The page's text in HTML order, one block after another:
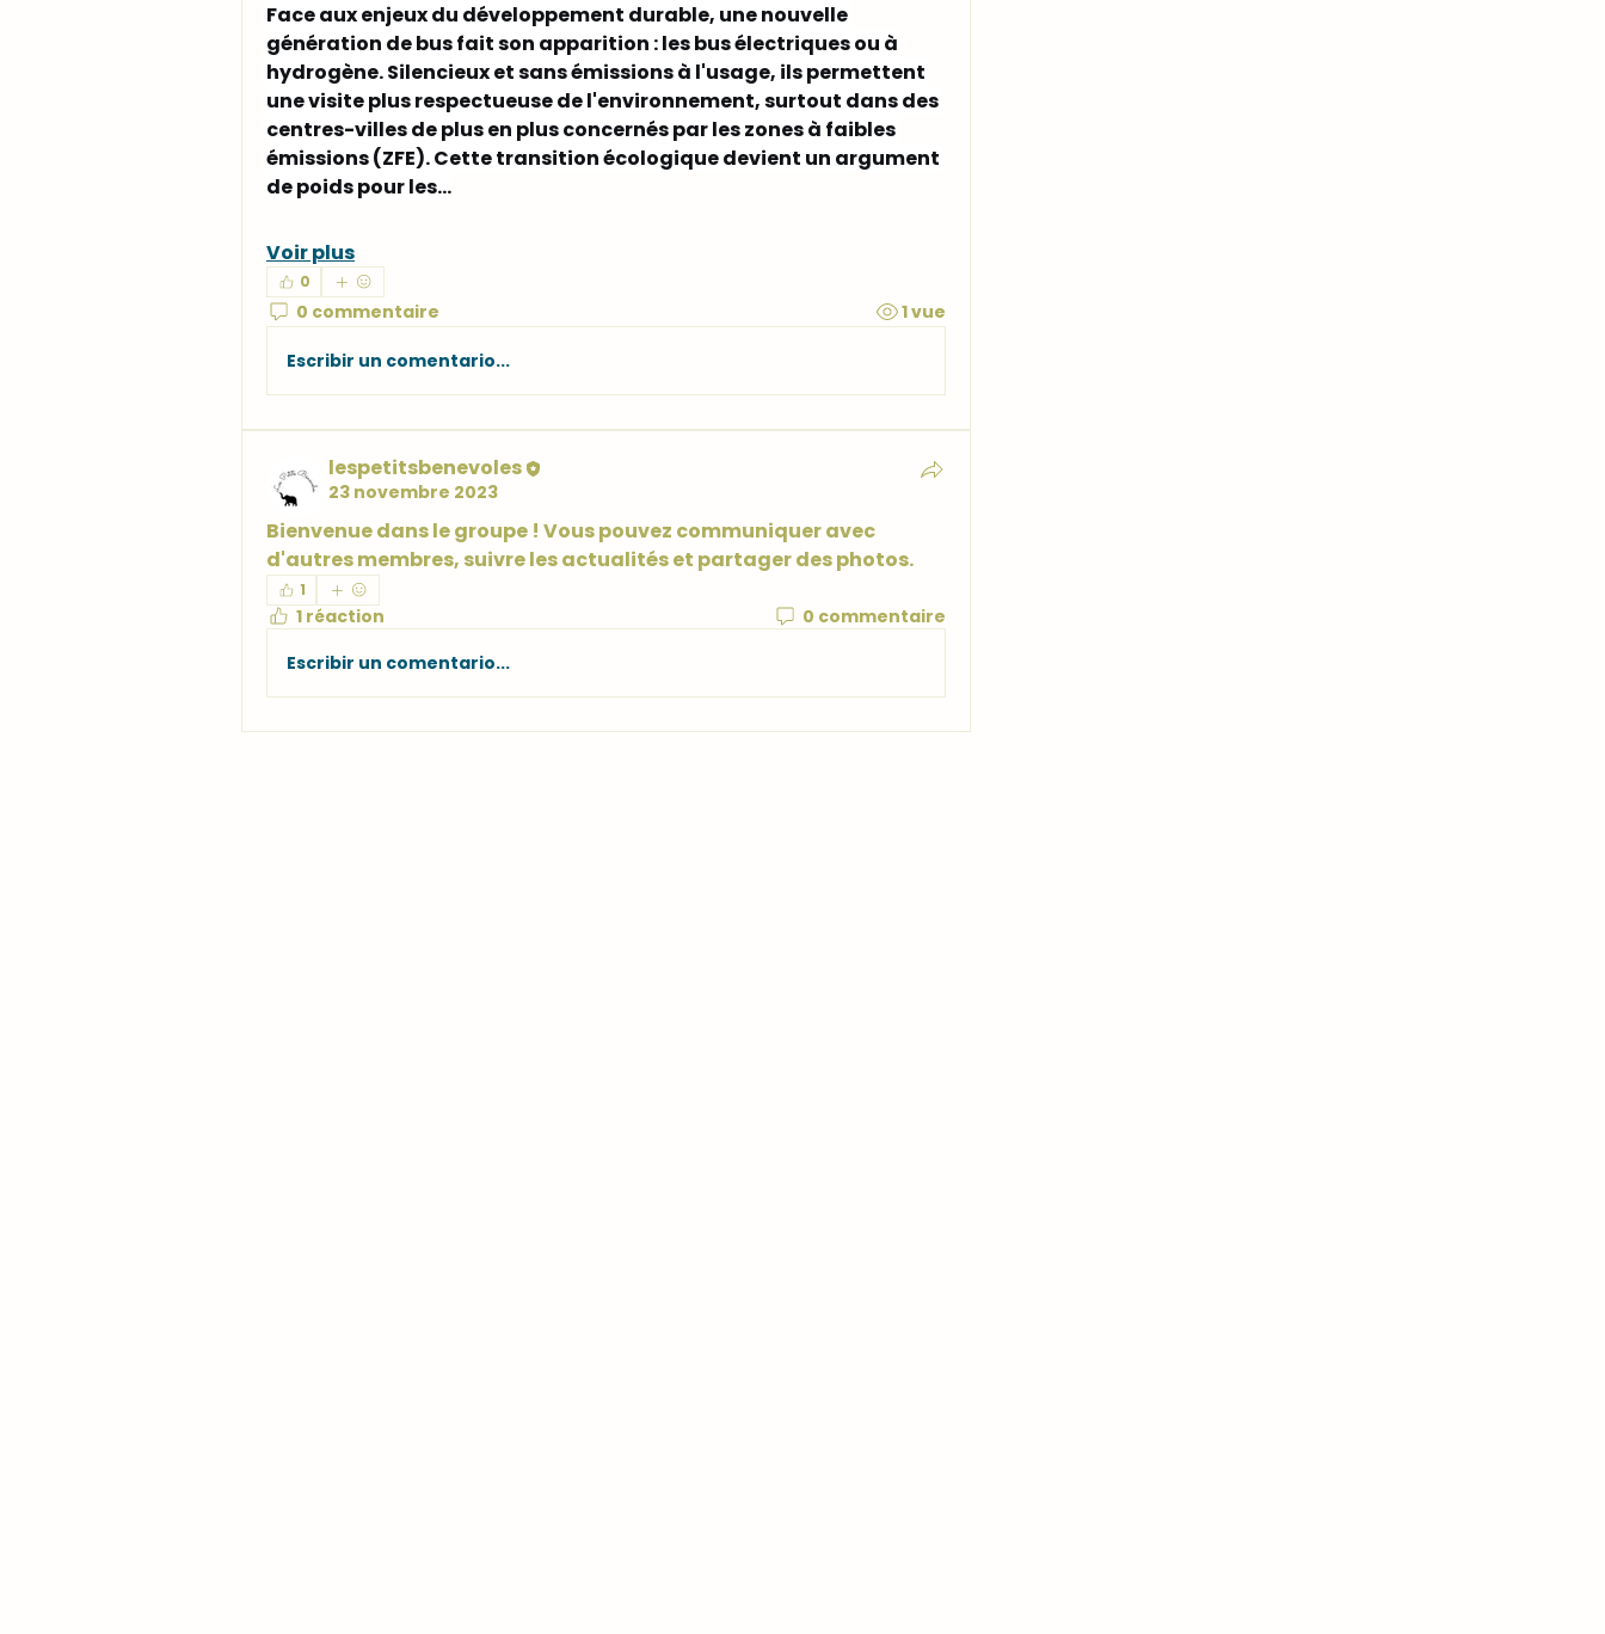
Face aux enjeux du développement durable, une nouvelle
génération de bus fait son apparition : les bus électriques ou à
hydrogène. Silencieux et sans émissions à l'usage, ils permettent
une visite plus respectueuse de l'environnement, surtout dans des
centres-villes de plus en plus concernés par les zones à faibles
émissions (ZFE). Cette transition écologique devient un argument
de poids pour les…
Voir plus
0
0 commentaire 1 vue
Escribir un comentario...
lespetitsbenevoles
23 novembre 2023
Bienvenue dans le groupe ! Vous pouvez communiquer avec
d'autres membres, suivre les actualités et partager des photos.
1
1 réaction
0 commentaire
Escribir un comentario...